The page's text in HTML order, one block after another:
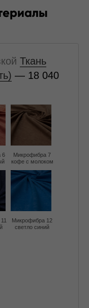
Ткань
— 18 040
6
Микрофибра 7
кофе с молоком
Микрофибра 12
светло синий